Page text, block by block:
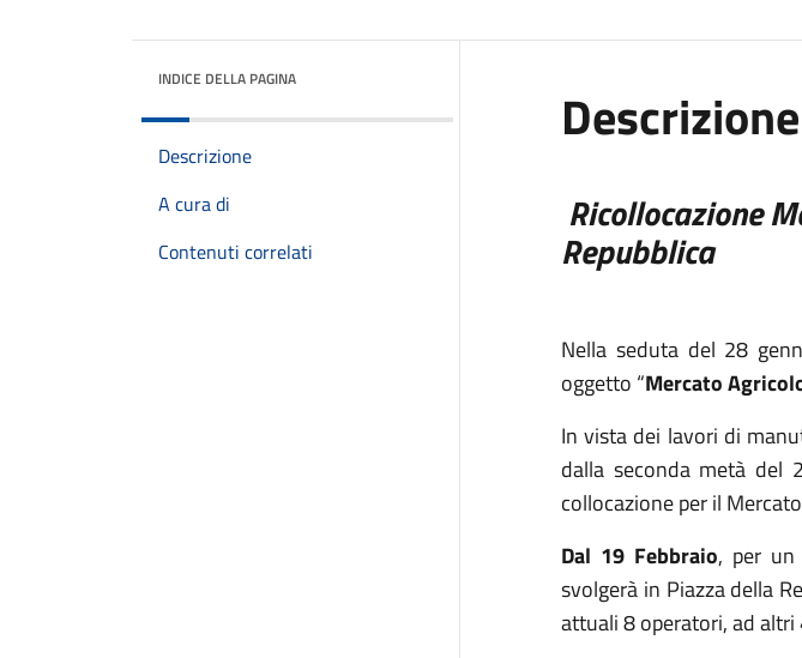
INDICE DELLA PAGINA
Descrizione
A cura di
Contenuti correlati
Descrizione
Ricollocazione
Repubblica
Nella seduta del 28
oggetto “Mercato
In vista dei lavori di
dalla seconda metà del
collocazione per il
Dal 19 Febbraio, per
svolgerà in Piazza della
attuali 8 operatori, ad